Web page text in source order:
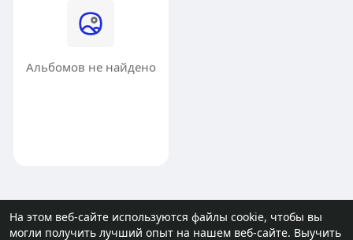
На этом веб-сайте используются файлы cookie, чтобы вы
могли получить лучший опыт на нашем веб-сайте. Выучить
Альбомов не найдено
© 2026 molodost.bz